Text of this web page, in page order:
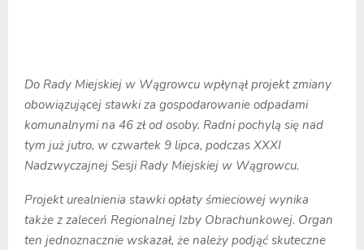
Do Rady Miejskiej w Wągrowcu wpłynął projekt zmiany
obowiązującej stawki za gospodarowanie odpadami
komunalnymi na 46 zł od osoby. Radni pochylą się nad
tym już jutro, w czwartek 9 lipca, podczas XXXI
Nadzwyczajnej Sesji Rady Miejskiej w Wągrowcu.
Projekt urealnienia stawki opłaty śmieciowej wynika
także z zaleceń Regionalnej Izby Obrachunkowej. Organ
ten jednoznacznie wskazał, że należy podjąć skuteczne